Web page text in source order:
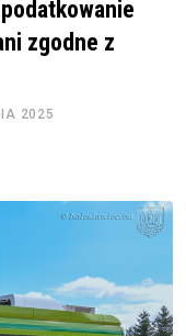
zgodne z
2025